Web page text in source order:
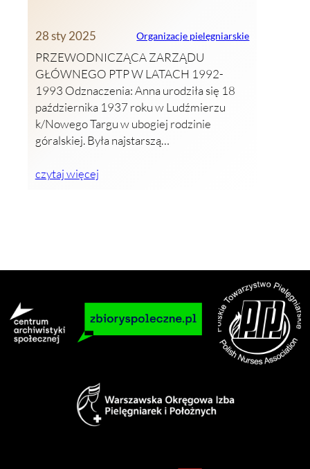
28 sty 2025 Organizacje pielęgniarskie
PRZEWODNICZĄCA ZARZĄDU
GŁÓWNEGO PTP W LATACH 1992-
1993 Odznaczenia: Anna urodziła się 18
października 1937 roku w Ludźmierzu
k/Nowego Targu w ubogiej rodzinie
góralskiej. Była najstarszą…
czytaj więcej